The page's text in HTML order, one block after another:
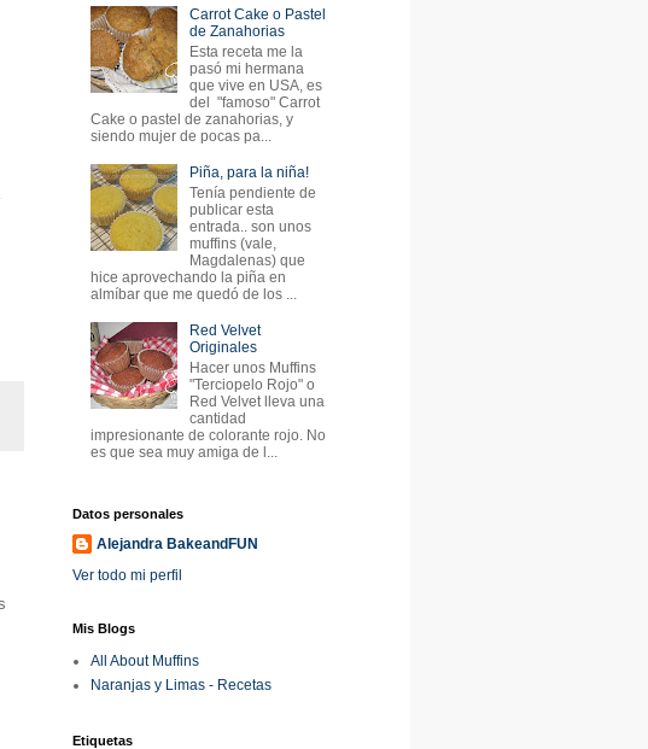
Carrot Cake o Pastel
de Zanahorias
Esta receta me la
pasó mi hermana
que vive en USA, es
del "famoso" Carrot
Cake o pastel de zanahorias, y
siendo mujer de pocas pa...
Piña, para la niña!
Tenía pendiente de
publicar esta
entrada.. son unos
muffins (vale,
Magdalenas) que
hice aprovechando la piña en
almíbar que me quedó de los ...
Red Velvet
Originales
Hacer unos Muffins
"Terciopelo Rojo" o
Red Velvet lleva una
cantidad
impresionante de colorante rojo. No
es que sea muy amiga de l...
Datos personales
Alejandra BakeandFUN
Ver todo mi perfil
Mis Blogs
All About Muffins
Naranjas y Limas - Recetas
Etiquetas